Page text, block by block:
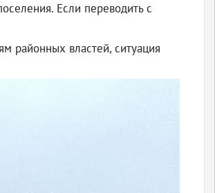
Если переводить с
районных властей, ситуация